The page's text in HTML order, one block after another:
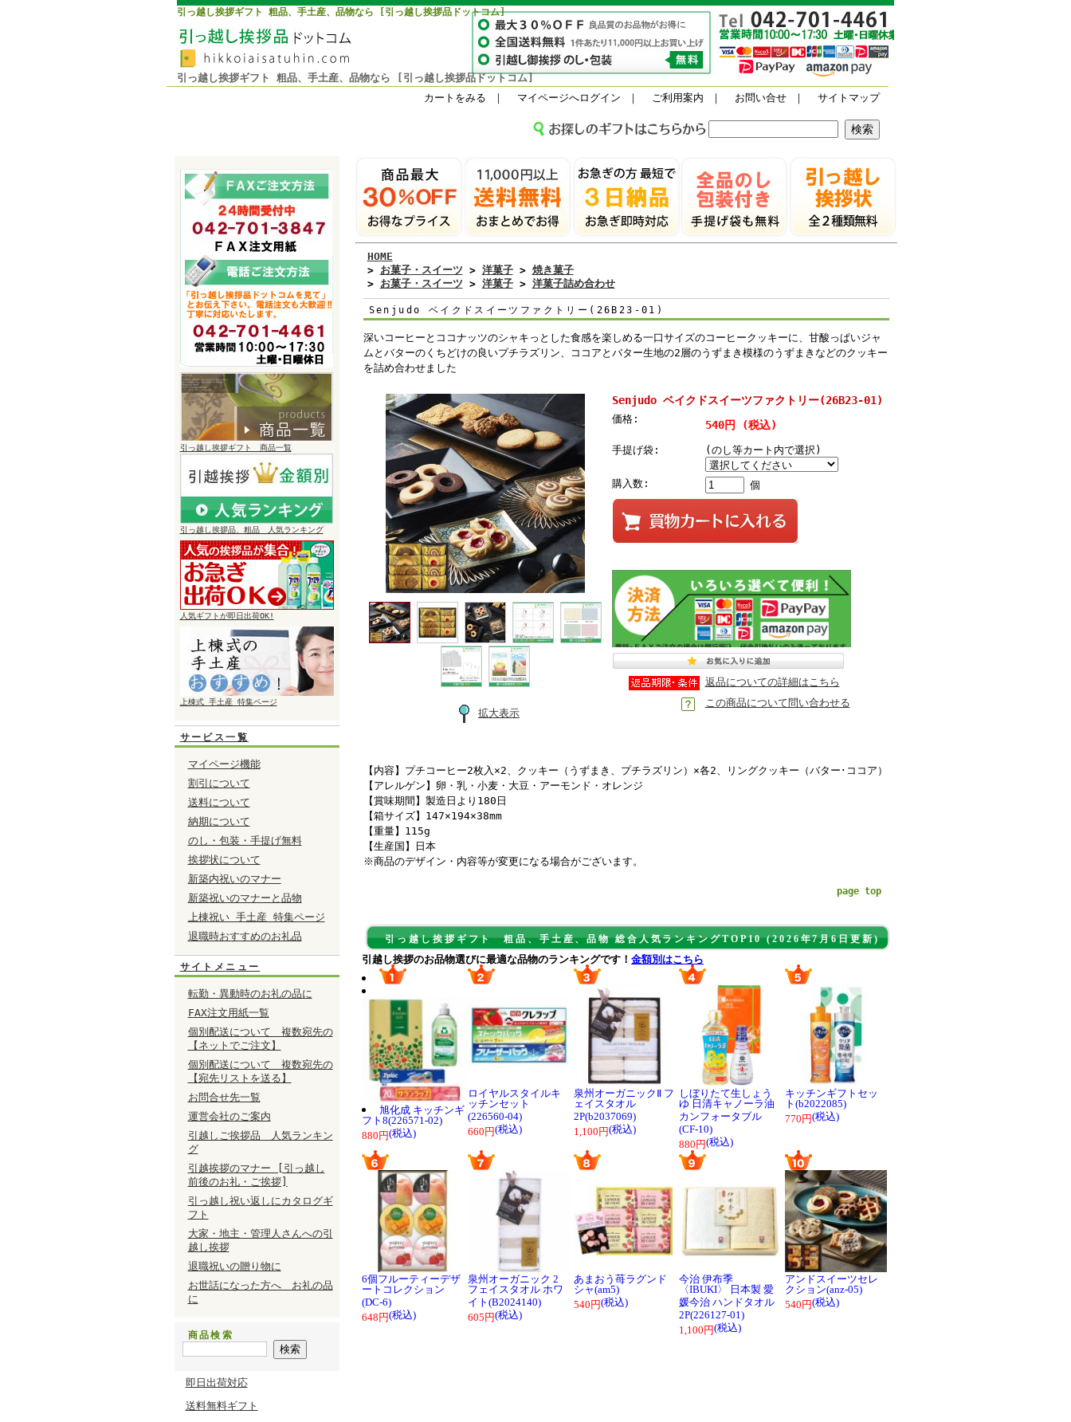
引っ越し挨拶ギフト 粗品、手土産、品物なら [引っ越し挨拶品ドットコム]
引っ越し挨拶ギフト 粗品、手土産、品物なら [引っ越し挨拶品ドットコム]
カートをみる ｜ マイページへログイン ｜ ご利用案内 ｜ お問い合せ ｜ サイトマップ
引っ越し挨拶ギフト 商品一覧
引っ越し挨拶品、粗品 人気ランキング
人気ギフトが即日出荷OK!
上棟式 手土産 特集ページ
サービス一覧
マイページ機能
割引について
送料について
納期について
のし・包装・手提げ無料
挨拶状について
新築内祝いのマナー
新築祝いのマナーと品物
上棟祝い 手土産 特集ページ
退職時おすすめのお礼品
サイトメニュー
転勤・異動時のお礼の品に
FAX注文用紙一覧
個別配送について 複数宛先の
【ネットでご注文】
個別配送について 複数宛先の
【宛先リストを送る】
お問合せ先一覧
運営会社のご案内
引越しご挨拶品 人気ランキン
グ
引越挨拶のマナー [引っ越し
前後のお礼・ご挨拶]
引っ越し祝い返しにカタログギ
フト
大家・地主・管理人さんへの引
越し挨拶
退職祝いの贈り物に
お世話になった方へ お礼の品
に
商品検索
即日出荷対応
送料無料ギフト
HOME
> お菓子・スイーツ > 洋菓子> 焼き菓子
> お菓子・スイーツ > 洋菓子> 洋菓子詰め合わせ
Senjudo ベイクドスイーツファクトリー(26B23-01)
深いコーヒーとココナッツのシャキっとした食感を楽しめる一口サイズのコーヒークッキーに、甘酸っぱいジャ
ムとバターのくちどけの良いプチラズリン、ココアとバター生地の2層のうずまき模様のうずまきなどのクッキー
を詰め合わせました
拡大表示
Senjudo ベイクドスイーツファクトリー(26B23-01)
価格: 540円 (税込)
手提げ袋: (のし等カート内で選択)
購入数: 個
返品についての詳細はこちら
この商品について問い合わせる
【内容】プチコーヒー2枚入×2、クッキー（うずまき、プチラズリン）×各2、リングクッキー（バター･ココア）
【アレルゲン】卵・乳・小麦・大豆・アーモンド・オレンジ
【賞味期間】製造日より180日
【箱サイズ】147×194×38mm
【重量】115g
【生産国】日本
※商品のデザイン・内容等が変更になる場合がございます。
page top